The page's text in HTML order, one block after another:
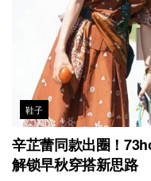
鞋子
辛芷蕾同款出圈！
解锁早秋穿搭新思路